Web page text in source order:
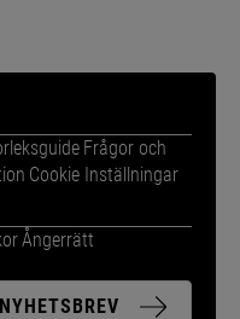
Frågor och
Cookie Inställningar
Ångerrätt